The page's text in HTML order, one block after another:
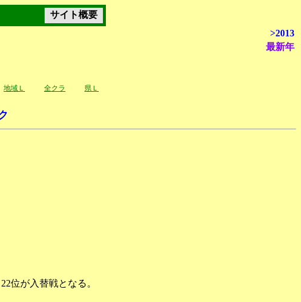
サイト概要
>2013
最新年
地域Ｌ 全クラ 県Ｌ
位が入替戦となる。